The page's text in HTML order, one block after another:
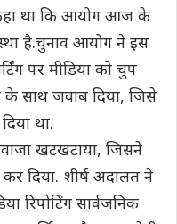
था कि आयोग आज के
है.चुनाव आयोग ने इस
पर मीडिया को चुप
साथ जवाब दिया, जिसे
था.
खटखटाया, जिसने
दिया. शीर्ष अदालत ने
रिपोर्टिंग सार्वजनिक